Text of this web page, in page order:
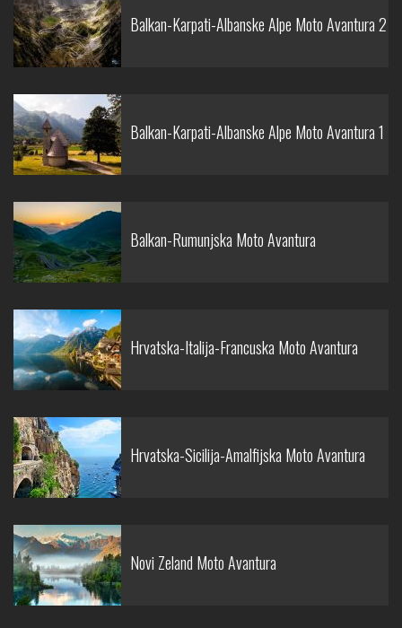
Balkan-Karpati-Albanske Alpe Moto Avantura 2
Balkan-Karpati-Albanske Alpe Moto Avantura 1
Balkan-Rumunjska Moto Avantura
Hrvatska-Italija-Francuska Moto Avantura
Hrvatska-Sicilija-Amalfijska Moto Avantura
Novi Zeland Moto Avantura